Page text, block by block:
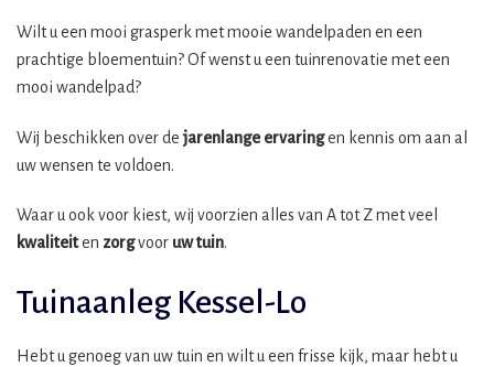
Wilt u een mooi grasperk met mooie wandelpaden en een
prachtige bloementuin? Of wenst u een tuinrenovatie met een
mooi wandelpad?
Wij beschikken over dejarenlange ervaringen kennis om aan al
uw wensen te voldoen.
Waar u ook voor kiest, wij voorzien alles van A tot Z met veel
kwaliteiten zorgvoor uw tuin.
Tuinaanleg Kessel-Lo
Hebt u genoeg van uw tuin en wilt u een frisse kijk, maar hebt u